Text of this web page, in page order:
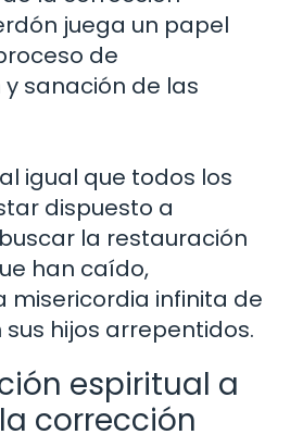
juega un papel
de
sanación de las
igual que todos los
dispuesto a
la restauración
han caído,
misericordia infinita de
hijos arrepentidos.
espiritual a
corrección